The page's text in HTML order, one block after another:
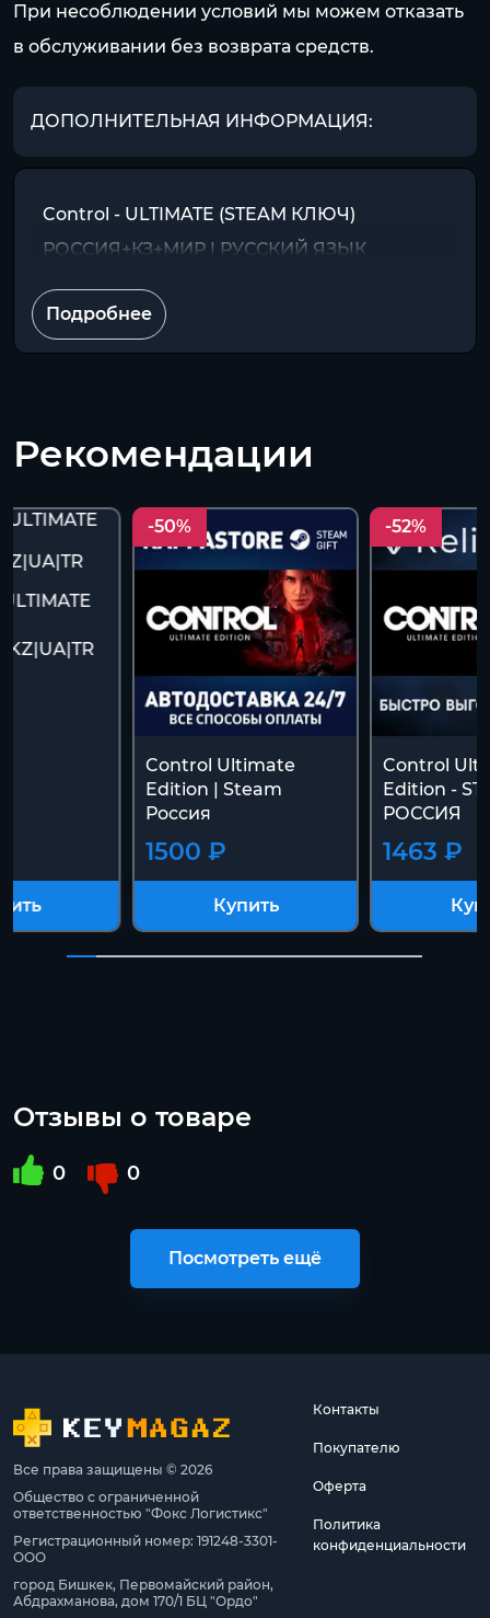
При несоблюдении условий мы можем отказать
в обслуживании без возврата средств.
ДОПОЛНИТЕЛЬНАЯ ИНФОРМАЦИЯ:
Control - ULTIMATE (STEAM КЛЮЧ)
РОССИЯ+КЗ+МИР | РУССКИЙ ЯЗЫК
Подробнее
Рекомендации
-50%
Control Ultimate
Edition | Steam
Россия
1500 ₽
Купить
-52%
Control
Edition -
РОССИЯ
1463 ₽
Отзывы о товаре
0 0
Посмотреть ещё
Все права защищены © 2026
Общество с ограниченной
ответственностью "Фокс Логистикс"
Регистрационный номер: 191248-3301-
ООО
город Бишкек, Первомайский район,
Абдрахманова, дом 170/1 БЦ "Ордо"
Контакты
Покупателю
Оферта
Политика
конфиденциальности